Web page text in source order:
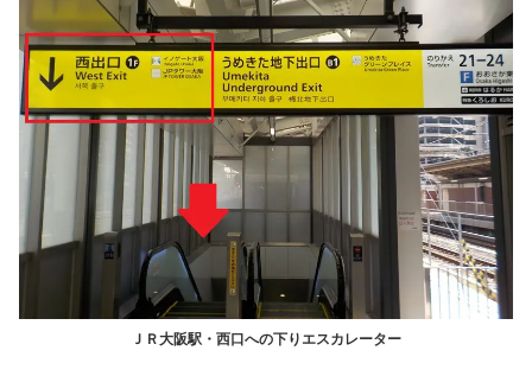
ＪＲ大阪駅・西口への下りエスカレーター